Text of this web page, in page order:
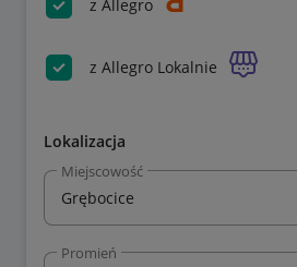
z Allegro
z Allegro Lokalnie
Lokalizacja
Miejscowość
Promień